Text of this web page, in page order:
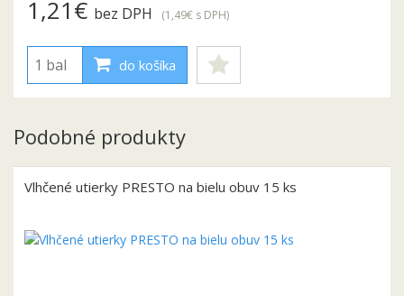
1,21€ bez DPH (1,49€ s DPH)
do košíka
Podobné produkty
Vlhčené utierky PRESTO na bielu obuv 15 ks